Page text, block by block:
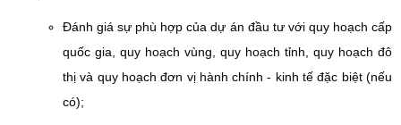
Đánh giá sự phù hợp của dự án đầu tư với quy hoạch cấp
quốc gia, quy hoạch vùng, quy hoạch tỉnh, quy hoạch đô
thị và quy hoạch đơn vị hành chính - kinh tế đặc biệt (nếu
có);